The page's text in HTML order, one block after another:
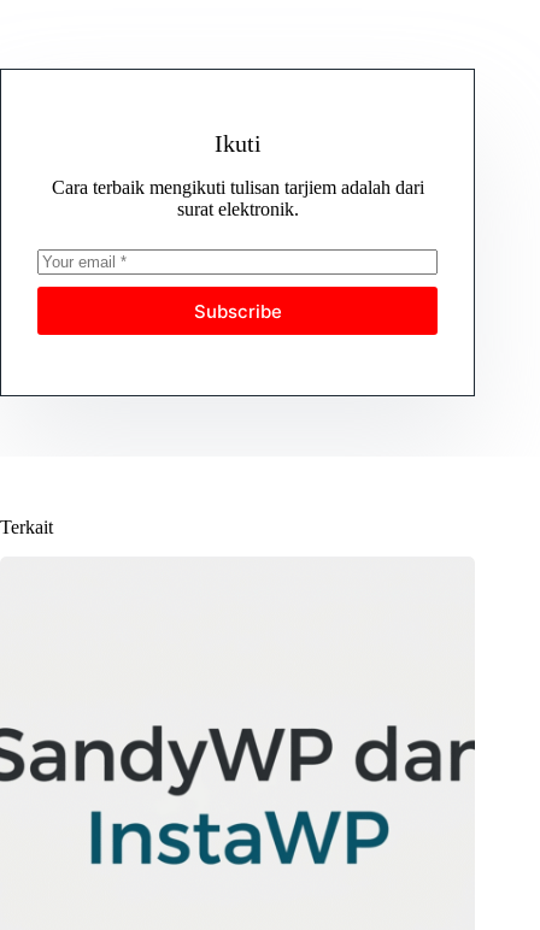
Ikuti
Cara terbaik mengikuti tulisan tarjiem adalah dari
surat elektronik.
Subscribe
Terkait